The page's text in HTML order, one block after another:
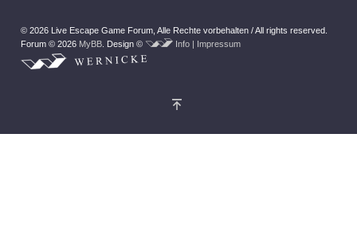
© 2026 Live Escape Game Forum, Alle Rechte vorbehalten / All rights reserved.
Forum © 2026 MyBB. Design © Info | Impressum